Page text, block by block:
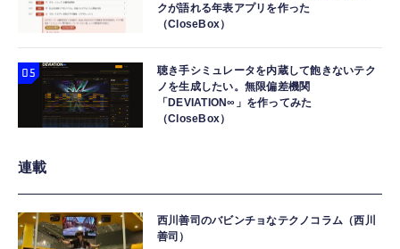
クが語れる年表アプリを作った
（CloseBox）
聴き手シミュレータを内蔵して飽きないテク
ノを生成したい。無限偏差機関
「DEVIATION∞」を作ってみた
（CloseBox）
連載
西川善司のバビンチョなテクノコラム（西川
善司）